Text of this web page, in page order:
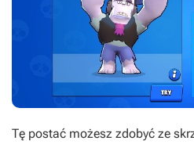
Tę postać możesz zdobyć ze